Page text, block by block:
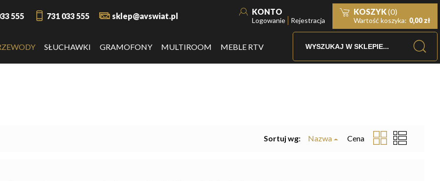
555 731 033 555 sklep@avswiat.pl KONTO
Logowanie Rejestracja
KOSZYK(0)
Wartość koszyka: 0,00 zł
SŁUCHAWKI GRAMOFONY MULTIROOM MEBLE RTV
Sortuj wg: Nazwa Cena